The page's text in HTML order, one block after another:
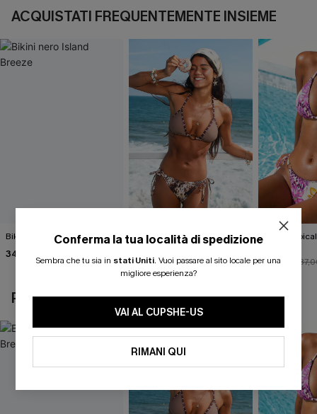
ACQUISTATI FREQUENTEMENTE INSIEME
Bikini nero Island Breeze
34,00 €
Completo bikini con stampa
animalier molto
27,00 €30,00 €
Bikini
33,00 €
POTREBBE INTERESSARTI ANCHE
Conferma la tua località di spedizione
Sembra che tu sia in stati Uniti. Vuoi passare al sito locale per una
migliore esperienza?
VAI AL CUPSHE-US
RIMANI QUI